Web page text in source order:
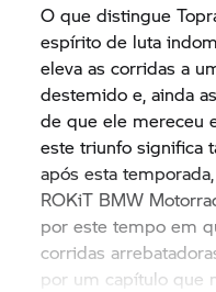
O que distingue
espírito de luta
eleva as corridas a
destemido e, ainda
de que ele mereceu
este triunfo significa
após esta
ROKiT BMW
por este tempo em
corridas
por um capítulo que